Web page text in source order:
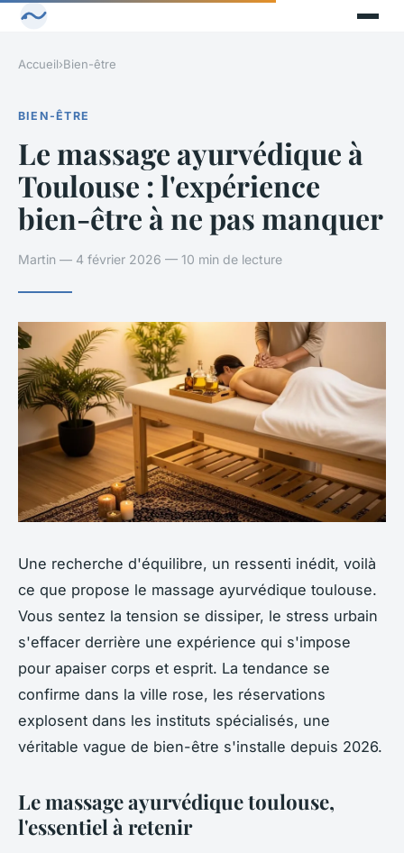
Accueil›Bien-être
BIEN-ÊTRE
Le massage ayurvédique à
Toulouse : l'expérience
bien-être à ne pas manquer
Martin — 4 février 2026 — 10 min de lecture
Une recherche d'équilibre, un ressenti inédit, voilà
ce que propose le massage ayurvédique toulouse.
Vous sentez la tension se dissiper, le stress urbain
s'effacer derrière une expérience qui s'impose
pour apaiser corps et esprit. La tendance se
confirme dans la ville rose, les réservations
explosent dans les instituts spécialisés, une
véritable vague de bien-être s'installe depuis 2026.
Le massage ayurvédique toulouse,
l'essentiel à retenir